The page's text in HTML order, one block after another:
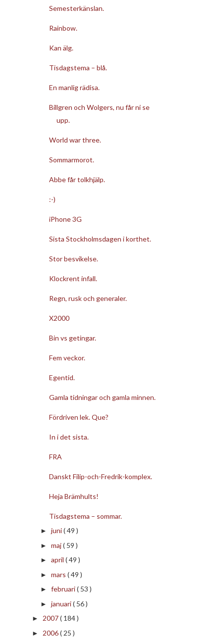
Semesterkänslan.
Rainbow.
Kan älg.
Tisdagstema – blå.
En manlig rädisa.
Billgren och Wolgers, nu får ni se
upp.
World war three.
Sommarmorot.
Abbe får tolkhjälp.
:-)
iPhone 3G
Sista Stockholmsdagen i korthet.
Stor besvikelse.
Klockrent infall.
Regn, rusk och generaler.
X2000
Bin vs getingar.
Fem veckor.
Egentid.
Gamla tidningar och gamla minnen.
Fördriven lek. Que?
In i det sista.
FRA
Danskt Filip-och-Fredrik-komplex.
Heja Brämhults!
Tisdagstema – sommar.
► juni( 49 )
► maj( 59 )
► april ( 49 )
► mars ( 49 )
► februari( 53 )
► januari( 56 )
► 2007( 184 )
► 2006( 25 )